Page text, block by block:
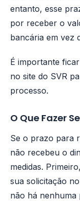
entanto, esse
por receber o
bancária em vez
É importante
no site do SVR
processo.
O Que Fazer
Se o prazo para
não recebeu o
medidas.
sua solicitação
não há